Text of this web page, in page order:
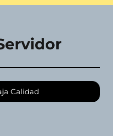
Calidad